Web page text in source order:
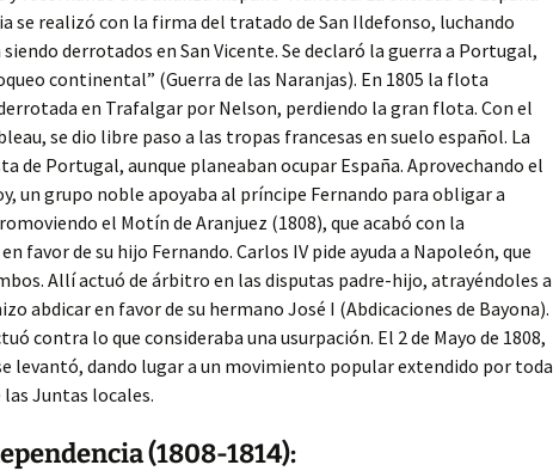
se realizó con la firma del tratado de San Ildefonso, luchando
derrotados en San Vicente. Se declaró la guerra a Portugal,
continental” (Guerra de las Naranjas). En 1805 la flota
en Trafalgar por ­Nelson, perdiendo la gran flota. Con el
se dio libre paso a las tropas francesas en suelo español. La
de Portugal, aunque planeaban ocupar España. Aprovechando el
un grupo noble apoyaba al príncipe Fernando para obligar a
el Motín de Aranjuez (1808), que acabó con la
favor de su hijo Fernando. Carlos IV pide ayuda a Napoleón, que
Allí actuó de árbitro en las disputas padre-hijo, atrayéndoles a
abdicar en favor de su hermano José I (Abdicaciones de Bayona).
contra lo que consideraba una usurpación. El 2 de Mayo de 1808,
levantó, dando lugar a un movimiento popular extendido por toda
Juntas locales.
(1808-1814):